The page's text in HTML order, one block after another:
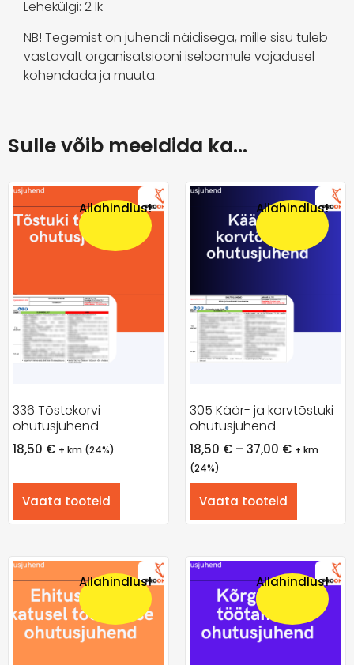
Lehekülgi: 2 lk
NB! Tegemist on juhendi näidisega, mille sisu tuleb
vastavalt organisatsiooni iseloomule vajadusel
kohendada ja muuta.
Sulle võib meeldida ka…
Allahindlus!
336 Tõstekorvi
ohutusjuhend
18,50 € + km (24%)
Vaata tooteid
Allahindlus!
305 Käär- ja korvtõstuki
ohutusjuhend
18,50 € – 37,00 € + km
(24%)
Vaata tooteid
Allahindlus! Allahindlus!